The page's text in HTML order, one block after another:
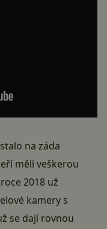
na záda
měli veškerou
2018 už
kamery s
se dají rovnou